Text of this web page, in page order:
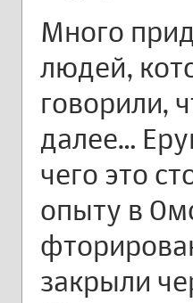
Много
людей,
говорили,
далее…
чего это
опыту в
закрыли